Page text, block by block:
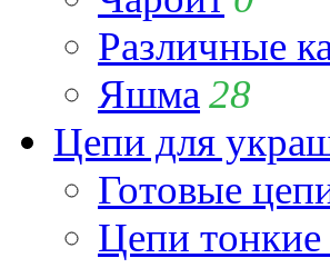
Различные
Яшма 28
Цепи для
Готовые
Цепи